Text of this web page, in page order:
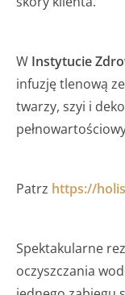
W Instytucie
infuzję tlenową
twarzy, szyi i
Patrz https://
Spektakularne
oczyszczania